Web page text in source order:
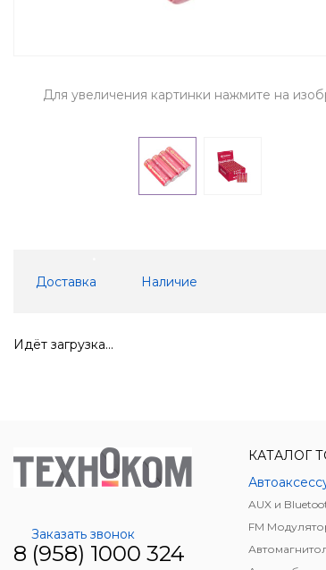
Для увеличения картинки нажмите на
Доставка Наличие
Идёт загрузка...
Заказать звонок
8 (958) 1000 324
КАТАЛОГ
AUX и
FM